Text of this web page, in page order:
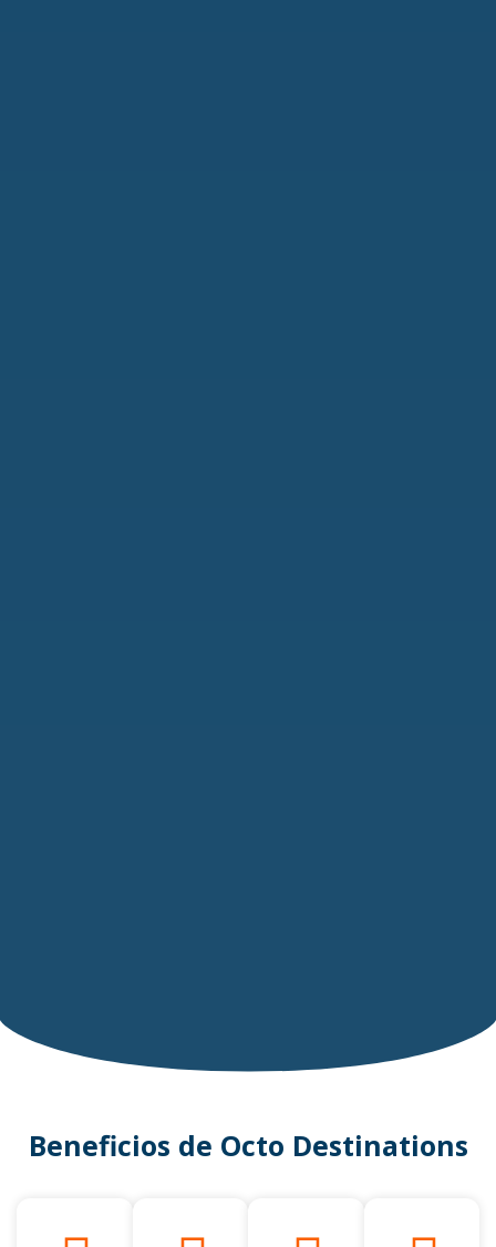
Beneficios de Octo Destinations